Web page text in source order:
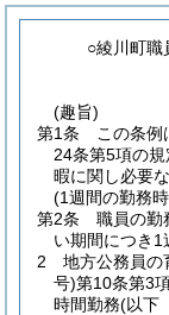
○綾川町職
(趣旨)
第1条
この条例
24条第5項の
暇に関し必要
(1週間の勤務
第2条
職員の勤
い期間につき1
2
地方公務員の
号)第10条第3
時間勤務(以下